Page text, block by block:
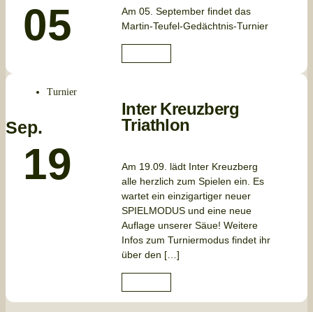
05
Am 05. September findet das
Martin-Teufel-Gedächtnis-Turnier
Turnier
Sep.
19
Inter Kreuzberg
Triathlon
Am 19.09. lädt Inter Kreuzberg
alle herzlich zum Spielen ein. Es
wartet ein einzigartiger neuer
SPIELMODUS und eine neue
Auflage unserer Säue! Weitere
Infos zum Turniermodus findet ihr
über den […]